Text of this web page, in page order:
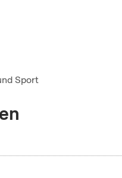
Sport